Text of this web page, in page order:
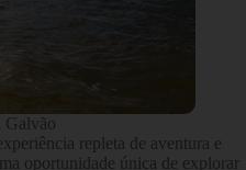
Galvão
repleta de aventura e
oportunidade única de explorar